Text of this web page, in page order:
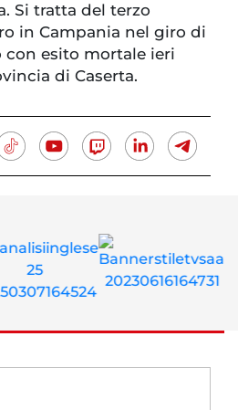
Si tratta del terzo
in Campania nel giro di
con esito mortale ieri
di Caserta.